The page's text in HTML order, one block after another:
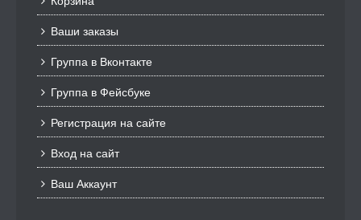
Ваши заказы
Группа в Вконтакте
Группа в Фейсбуке
Регистрация на сайте
Вход на сайт
Ваш Аккаунт